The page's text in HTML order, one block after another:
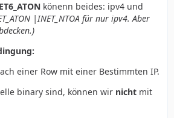
könenn beides: ipv4 und
|INET_NTOA für nur ipv4. Aber
einer Row mit einer Bestimmten IP.
binary sind, können wir nicht mit